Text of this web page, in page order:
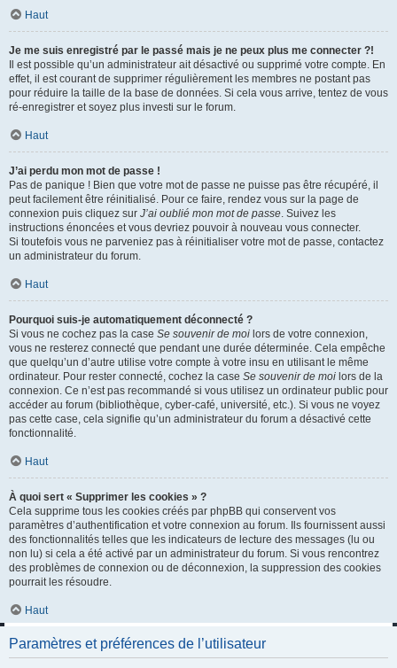
Haut
Je me suis enregistré par le passé mais je ne peux plus me connecter ?!
Il est possible qu’un administrateur ait désactivé ou supprimé votre compte. En
effet, il est courant de supprimer régulièrement les membres ne postant pas
pour réduire la taille de la base de données. Si cela vous arrive, tentez de vous
ré-enregistrer et soyez plus investi sur le forum.
Haut
J’ai perdu mon mot de passe !
Pas de panique ! Bien que votre mot de passe ne puisse pas être récupéré, il
peut facilement être réinitialisé. Pour ce faire, rendez vous sur la page de
connexion puis cliquez sur J’ai oublié mon mot de passe . Suivez les
instructions énoncées et vous devriez pouvoir à nouveau vous connecter.
Si toutefois vous ne parveniez pas à réinitialiser votre mot de passe, contactez
un administrateur du forum.
Haut
Pourquoi suis-je automatiquement déconnecté ?
Si vous ne cochez pas la case Se souvenir de moi lors de votre connexion,
vous ne resterez connecté que pendant une durée déterminée. Cela empêche
que quelqu’un d’autre utilise votre compte à votre insu en utilisant le même
ordinateur. Pour rester connecté, cochez la case Se souvenir de moi lors de la
connexion. Ce n’est pas recommandé si vous utilisez un ordinateur public pour
accéder au forum (bibliothèque, cyber-café, université, etc.). Si vous ne voyez
pas cette case, cela signifie qu’un administrateur du forum a désactivé cette
fonctionnalité.
Haut
À quoi sert « Supprimer les cookies » ?
Cela supprime tous les cookies créés par phpBB qui conservent vos
paramètres d’authentification et votre connexion au forum. Ils fournissent aussi
des fonctionnalités telles que les indicateurs de lecture des messages (lu ou
non lu) si cela a été activé par un administrateur du forum. Si vous rencontrez
des problèmes de connexion ou de déconnexion, la suppression des cookies
pourrait les résoudre.
Haut
Paramètres et préférences de l’utilisateur